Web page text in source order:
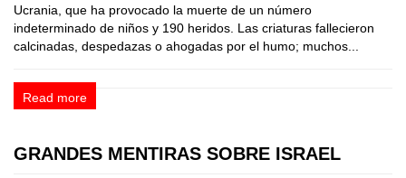
Ucrania, que ha provocado la muerte de un número
indeterminado de niños y 190 heridos. Las criaturas fallecieron
calcinadas, despedazas o ahogadas por el humo; muchos...
Read more
GRANDES MENTIRAS SOBRE ISRAEL